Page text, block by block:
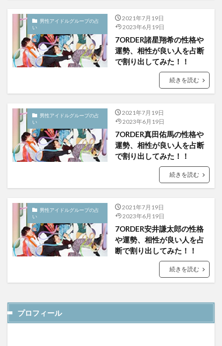
男性アイドルグループの占
い
2021年7月19日
2023年6月19日
7ORDER諸星翔希の性格や
運勢、相性が良い人を占断
で割り出してみた！！
続きを読む
男性アイドルグループの占
い
2021年7月19日
2023年6月19日
7ORDER真田佑馬の性格や
運勢、相性が良い人を占断
で割り出してみた！！
続きを読む
男性アイドルグループの占
い
2021年7月19日
2023年6月19日
7ORDER安井謙太郎の性格
や運勢、相性が良い人を占
断で割り出してみた！！
続きを読む
プロフィール